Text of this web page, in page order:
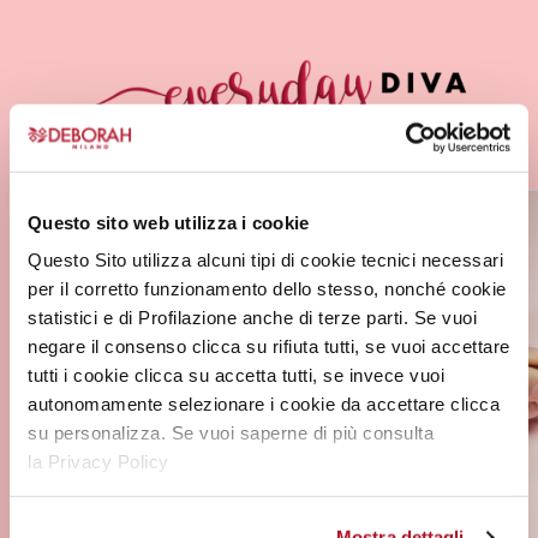
Questo sito web utilizza i cookie
Questo Sito utilizza alcuni tipi di cookie tecnici necessari
per il corretto funzionamento dello stesso, nonché cookie
statistici e di Profilazione anche di terze parti. Se vuoi
negare il consenso clicca su rifiuta tutti, se vuoi accettare
tutti i cookie clicca su accetta tutti, se invece vuoi
autonomamente selezionare i cookie da accettare clicca
su personalizza. Se vuoi saperne di più consulta
la Privacy Policy
possono
essere
pagina
del
prodotto